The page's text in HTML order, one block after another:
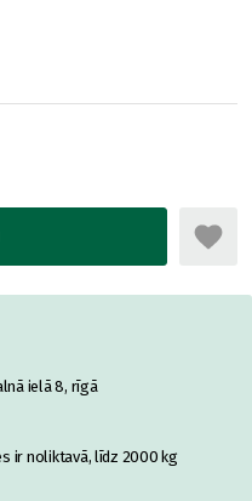
ielā 8, rīgā
ir noliktavā, līdz 2000 kg